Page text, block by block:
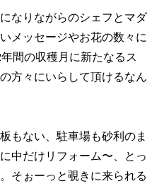
なりながらのシェフとマダ
メッセージやお花の数々に
間の収穫月に新たなるス
方々にいらして頂けるなん
もない、駐車場も砂利のま
中だけリフォーム〜、とっ
そぉーっと覗きに来られる